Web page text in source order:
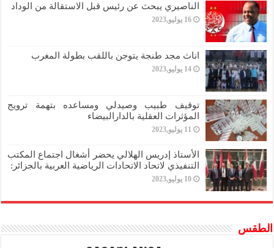
الناصيري يبحث عن رئيس قبل الاستقالة من الوداد
16 يوليو,2023
اناث مجد طنجة يتوجن باللقب بطولة المغرب
14 يوليو,2023
توقيف طبيب وصيدلي ومساعده بتهمة ترويج
المؤثرات العقلية بالدارالبيضاء
11 يوليو,2023
الأستاذ إدريس الهلالي يحضر أشغال اجتماع المكتب
التنفيذي لاتحاد الاتحادات الرياضية العربية بالجزائر:
10 يوليو,2023
الطقس